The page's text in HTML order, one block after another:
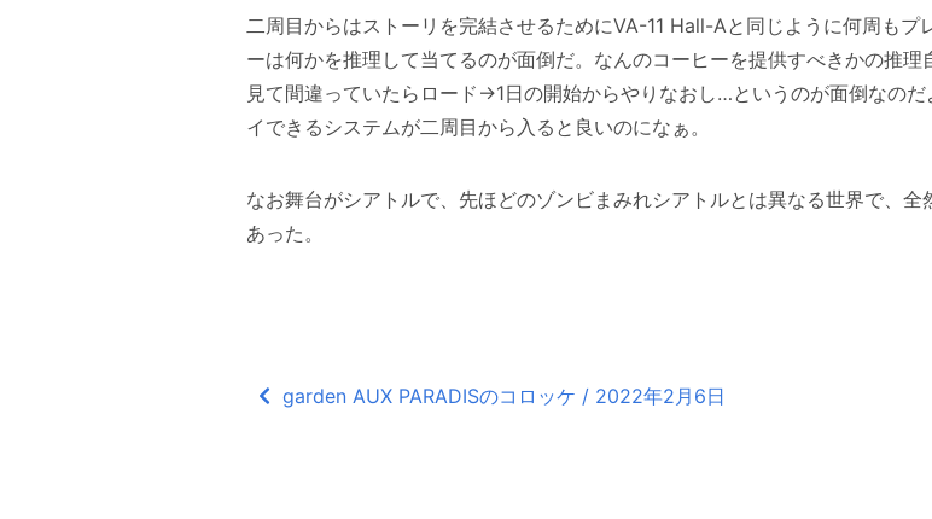
二周目からはストーリを完結させるためにVA-11 Hall-Aと同じように何周も
ーは何かを推理して当てるのが面倒だ。なんのコーヒーを提供すべきかの推
見て間違っていたらロード→1日の開始からやりなおし…というのが面倒なの
イできるシステムが二周目から入ると良いのになぁ。
なお舞台がシアトルで、先ほどのゾンビまみれシアトルとは異なる世界で、
あった。
garden AUX PARADISのコロッケ / 2022年2月6日